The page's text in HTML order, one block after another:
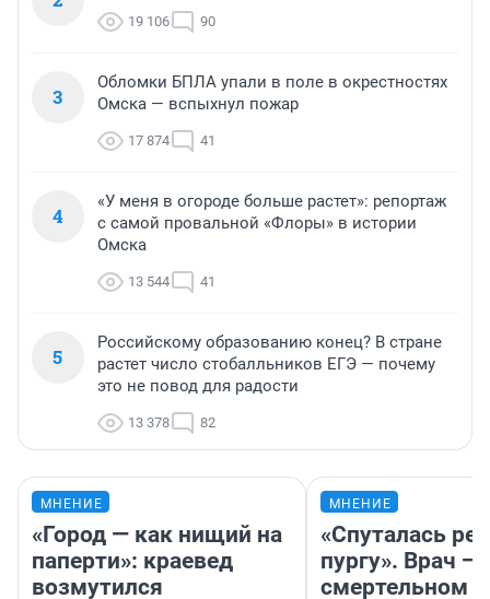
19 106 90
3
Обломки БПЛА упали в поле в окрестностях
Омска — вспыхнул пожар
17 874 41
4
«У меня в огороде больше растет»: репортаж
с самой провальной «Флоры» в истории
Омска
13 544 41
5
Российскому образованию конец? В стране
растет число стобалльников ЕГЭ — почему
это не повод для радости
13 378 82
МНЕНИЕ
«Город — как нищий на
паперти»: краевед
возмутился
МНЕНИЕ
«Спуталась
пургу». Врач —
смертельном